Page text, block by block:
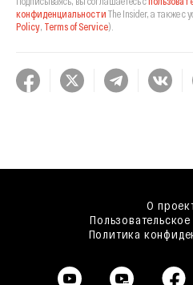
конфиденциальности The Insider, а также с
Policy, Terms of Service).
О
Политика